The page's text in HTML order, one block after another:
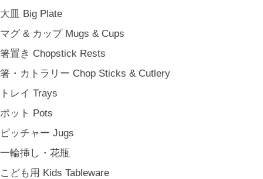
大皿 Big Plate
マグ & カップ Mugs & Cups
箸置き Chopstick Rests
箸・カトラリー Chop Sticks & Cutlery
トレイ Trays
ポット Pots
ピッチャー Jugs
一輪挿し・花瓶
こども用 Kids Tableware
WDH
WASARA
一果ニ花 icca nicca
そのほか e.t.c
《食卓》Dining
家族の食卓 Family Tableware
子どもの食卓 Children's Tableware
一人暮らしの食卓 Tableware for One
パーティー Party